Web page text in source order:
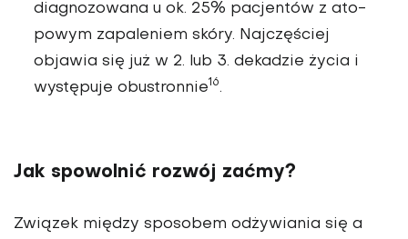
diagnozowana u ok. 25% pacjentów z ato­
powym zapaleniem skóry. Najczęściej
objawia się już w 2. lub 3. dekadzie życia i
występuje obustronnie16.
Jak spowolnić rozwój zaćmy?
Związek między sposobem odżywiania się a